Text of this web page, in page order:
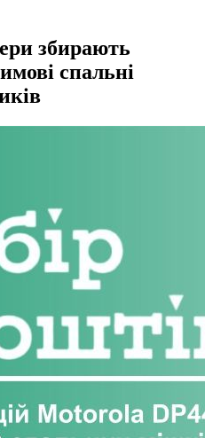
збирають
спальні